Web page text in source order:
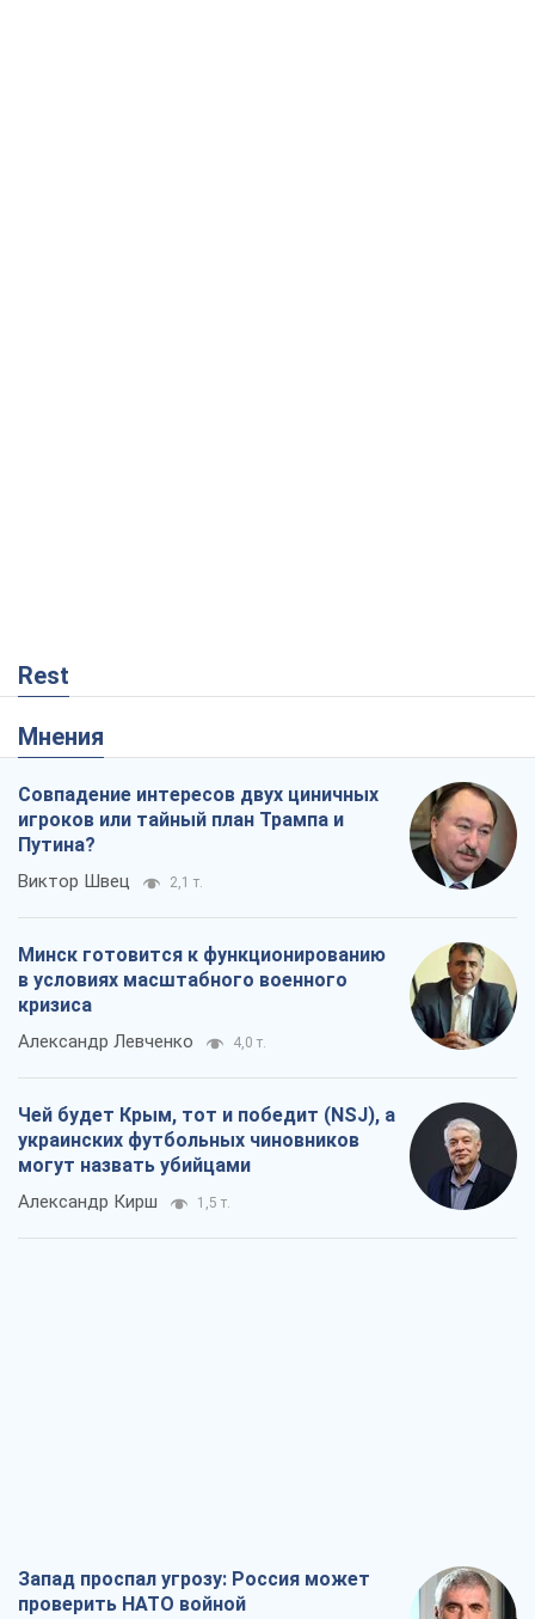
Rest
Мнения
Совпадение интересов двух циничных
игроков или тайный план Трампа и
Путина?
Виктор Швец 2,1 т.
Минск готовится к функционированию
в условиях масштабного военного
кризиса
Александр Левченко 4,0 т.
Чей будет Крым, тот и победит (NSJ), а
украинских футбольных чиновников
могут назвать убийцами
Александр Кирш 1,5 т.
Запад проспал угрозу: Россия может
проверить НАТО войной